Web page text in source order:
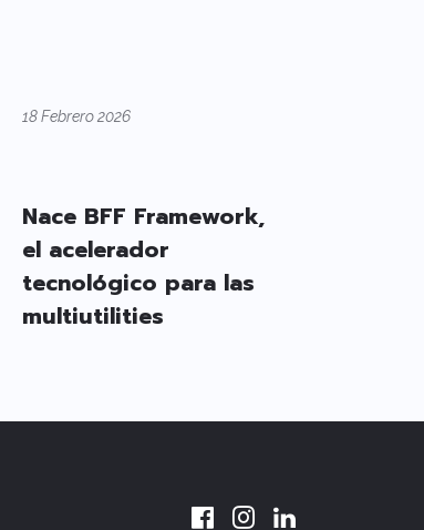
18 Febrero 2026
Nace BFF Framework,
el acelerador
tecnológico para las
multiutilities